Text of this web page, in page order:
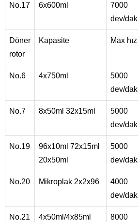
No.17 6x600ml
7000
dev/dak
Döner
rotor
Kapasite Max hız
No.6 4x750ml
5000
dev/dak
No.7 8x50ml 32x15ml
5000
dev/dak
No.19
96x10ml 72x15ml
20x50ml
5000
dev/dak
No.20 Mikroplak 2x2x96
4000
dev/dak
No.21 4x50ml/4x85ml
8000